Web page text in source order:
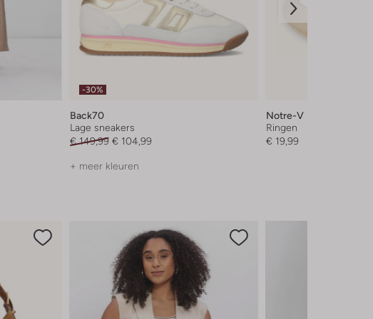
-30%
Back70
Lage sneakers
€ 149,99 € 104,99
+ meer kleuren
Notre-V
Ringen
€ 19,99